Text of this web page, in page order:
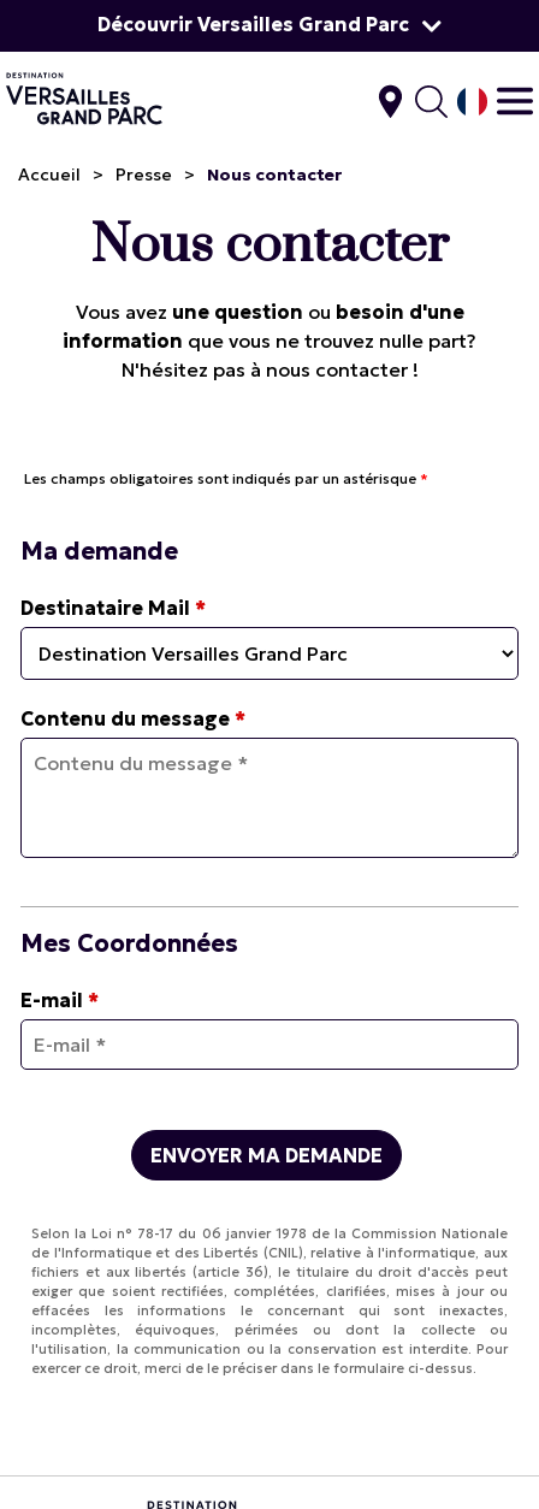
Découvrir Versailles Grand Parc
Accueil > Presse > Nous contacter
Nous contacter
Vous avez une question ou besoin d'une
information que vous ne trouvez nulle part?
N'hésitez pas à nous contacter !
Les champs obligatoires sont indiqués par un astérisque *
Ma demande
Destinataire Mail *
Contenu du message *
Mes Coordonnées
E-mail *
Selon la Loi n° 78-17 du 06 janvier 1978 de la Commission Nationale
de l'Informatique et des Libertés (CNIL), relative à l'informatique, aux
fichiers et aux libertés (article 36), le titulaire du droit d'accès peut
exiger que soient rectifiées, complétées, clarifiées, mises à jour ou
effacées les informations le concernant qui sont inexactes,
incomplètes, équivoques, périmées ou dont la collecte ou
l'utilisation, la communication ou la conservation est interdite. Pour
exercer ce droit, merci de le préciser dans le formulaire ci-dessus.